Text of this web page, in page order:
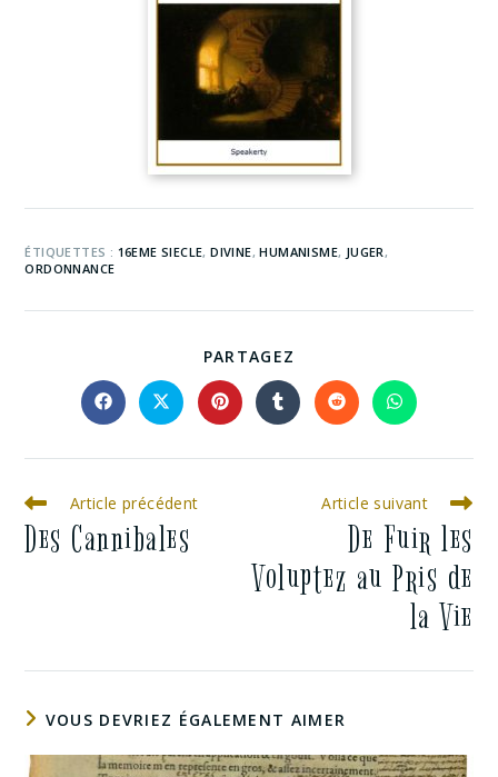
ÉTIQUETTES : 16EME SIECLE, DIVINE, HUMANISME, JUGER ,
ORDONNANCE
PARTAGEZ
Article précédent
Des Cannibales
Article suivant
De Fuir les
Voluptez au Pris de
la Vie
VOUS DEVRIEZ ÉGALEMENT AIMER